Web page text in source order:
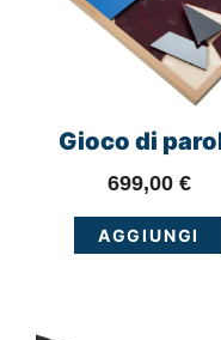
Gioco di
699,00 €
AGGIUNGI